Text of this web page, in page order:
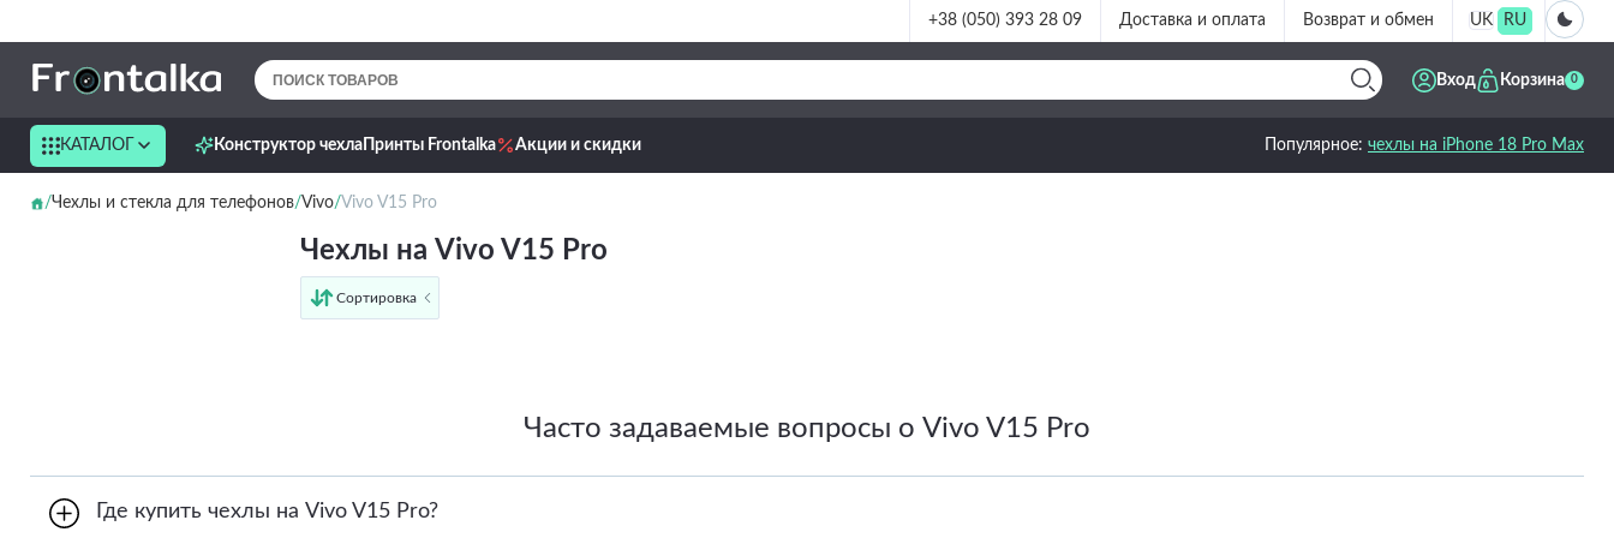
+38 (050) 393 28 09 Доставка и оплата Возврат и обмен UK RU
Вход Корзина 0
КАТАЛОГ Конструктор чехла Принты Frontalka Акции и скидки Популярное: чехлы на iPhone 18 Pro Max
Чехлы и стекла для телефонов Vivo Vivo V15 Pro
Чехлы на Vivo V15 Pro
Сортировка
Часто задаваемые вопросы о Vivo V15 Pro
Где купить чехлы на Vivo V15 Pro?